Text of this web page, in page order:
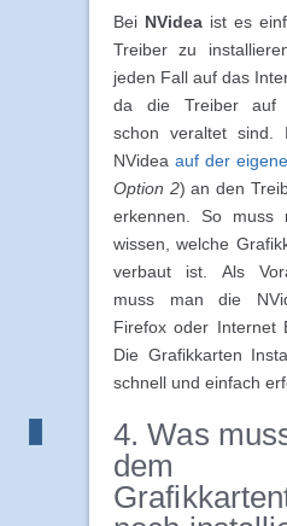
Bei NVidea ist es
Treiber zu
jeden Fall auf das
da die Treiber auf
schon veraltet sind.
NVidea auf der
Option 2) an den
erkennen. So muss
wissen, welche
verbaut ist. Als
muss man die
Firefox oder Internet
Die Grafikkarten
schnell und einfach
4. Was
dem